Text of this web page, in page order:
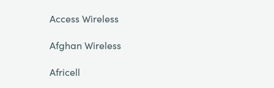
Access Wireless
Afghan Wireless
Africell